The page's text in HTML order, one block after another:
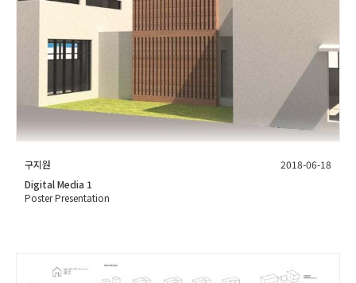
구지원
2018-06-18
Digital Media 1
Poster Presentation